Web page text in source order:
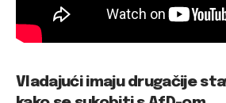
Vladajući imaju drugačije